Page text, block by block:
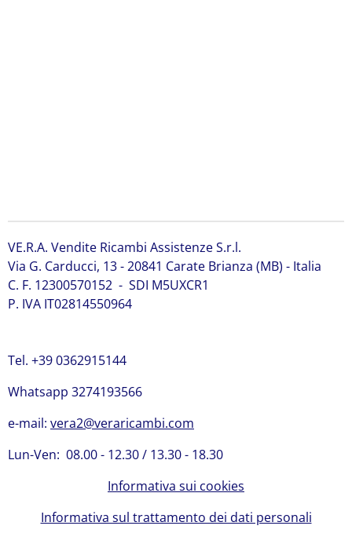
VE.R.A. Vendite Ricambi Assistenze S.r.l.
Via G. Carducci, 13 - 20841 Carate Brianza (MB) - Italia
C. F. 12300570152 - SDI M5UXCR1
P. IVA IT02814550964
Tel. +39 0362915144
Whatsapp 3274193566
e-mail: vera2@veraricambi.com
Lun-Ven: 08.00 - 12.30 / 13.30 - 18.30
Informativa sui cookies
Informativa sul trattamento dei dati personali